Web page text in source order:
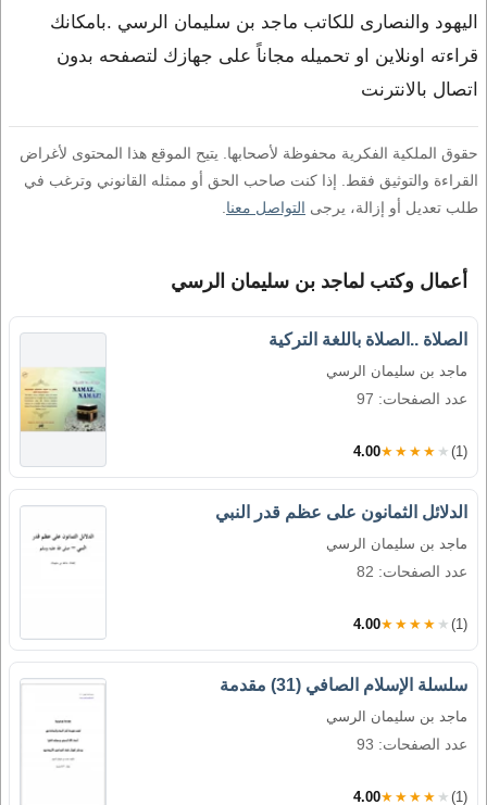
اليهود والنصارى للكاتب ماجد بن سليمان الرسي .بامكانك
قراءته اونلاين او تحميله مجاناً على جهازك لتصفحه بدون
اتصال بالانترنت
حقوق الملكية الفكرية محفوظة لأصحابها. يتيح الموقع هذا المحتوى لأغراض
القراءة والتوثيق فقط. إذا كنت صاحب الحق أو ممثله القانوني وترغب في
طلب تعديل أو إزالة، يرجى التواصل معنا
أعمال وكتب لماجد بن سليمان الرسي
الصلاة ..الصلاة باللغة التركية
ماجد بن سليمان الرسي
عدد الصفحات: 97
4.00★★★★★ (1)
الدلائل الثمانون على عظم قدر النبي
ماجد بن سليمان الرسي
عدد الصفحات: 82
4.00★★★★★ (1)
سلسلة الإسلام الصافي (31) مقدمة
ماجد بن سليمان الرسي
عدد الصفحات: 93
4.00★★★★★ (1)